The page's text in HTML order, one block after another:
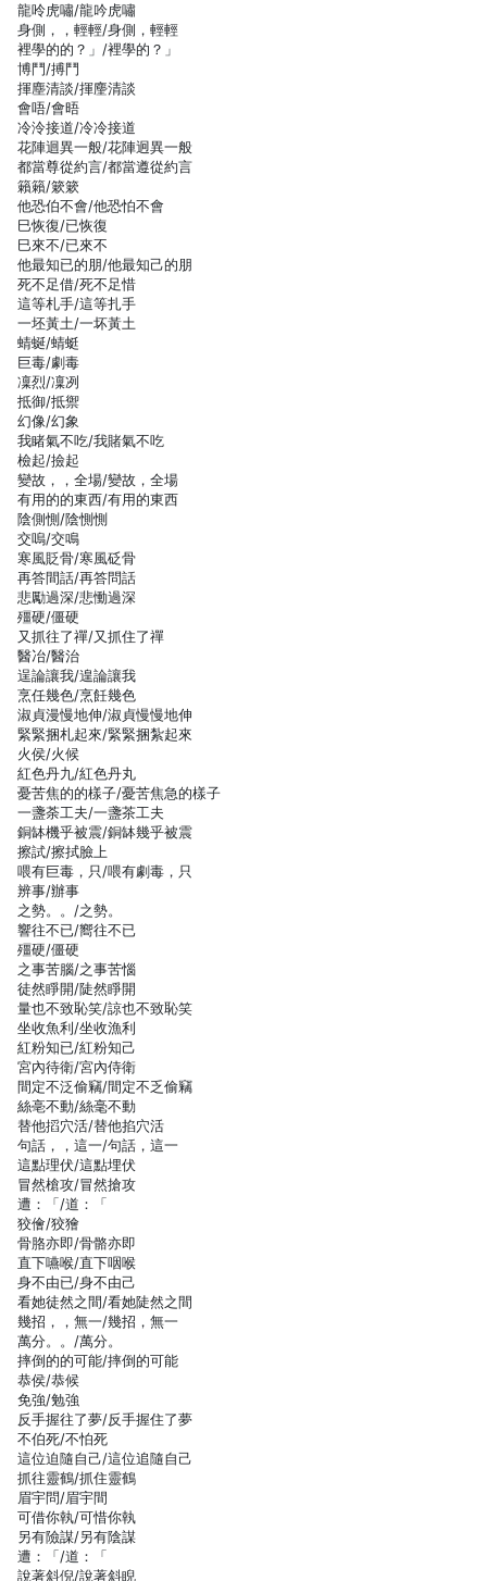
龍呤虎嘯/龍吟虎嘯
身側，，輕輕/身側，輕輕
裡學的的？」/裡學的？」
博鬥/搏鬥
揮塵清談/揮麈清談
會唔/會晤
冷泠接道/冷冷接道
花陣迴異一般/花陣迥異一般
都當尊從約言/都當遵從約言
籟籟/簌簌
他恐伯不會/他恐怕不會
巳恢復/已恢復
巳來不/已來不
他最知已的朋/他最知己的朋
死不足借/死不足惜
這等札手/這等扎手
一坯黃土/一坏黃土
蜻蜒/蜻蜓
巨毒/劇毒
凜烈/凜冽
抵御/抵禦
幻像/幻象
我睹氣不吃/我賭氣不吃
檢起/撿起
變故，，全場/變故，全場
有用的的東西/有用的東西
陰側惻/陰惻惻
交嗚/交鳴
寒風貶骨/寒風砭骨
再答間話/再答問話
悲勵過深/悲慟過深
殭硬/僵硬
又抓往了禪/又抓住了禪
醫冶/醫治
逞論讓我/遑論讓我
烹任幾色/烹飪幾色
淑貞漫慢地伸/淑貞慢慢地伸
緊緊捆札起來/緊緊捆紮起來
火侯/火候
紅色丹九/紅色丹丸
憂苦焦的的樣子/憂苦焦急的樣子
一盞荼工夫/一盞茶工夫
銅缽機乎被震/銅缽幾乎被震
擦試/擦拭臉上
喂有巨毒，只/喂有劇毒，只
辨事/辦事
之勢。。/之勢。
響往不已/嚮往不已
殭硬/僵硬
之事苦腦/之事苦惱
徒然睜開/陡然睜開
量也不致恥笑/諒也不致恥笑
坐收魚利/坐收漁利
紅粉知已/紅粉知己
宮內待衛/宮內侍衛
間定不泛偷竊/間定不乏偷竊
絲亳不動/絲毫不動
替他搯穴活/替他掐穴活
句話，，這一/句話，這一
這點理伏/這點埋伏
冒然槍攻/冒然搶攻
遭：「/道：「
狡儈/狡獪
骨胳亦即/骨骼亦即
直下嚥喉/直下咽喉
身不由已/身不由己
看她徒然之間/看她陡然之間
幾招，，無一/幾招，無一
萬分。。/萬分。
摔倒的的可能/摔倒的可能
恭侯/恭候
免強/勉強
反手握往了夢/反手握住了夢
不伯死/不怕死
這位迫隨自己/這位追隨自己
抓往靈鶴/抓住靈鶴
眉宇問/眉宇間
可借你執/可惜你執
另有險謀/另有陰謀
遭：「/道：「
說著斜倪/說著斜睨